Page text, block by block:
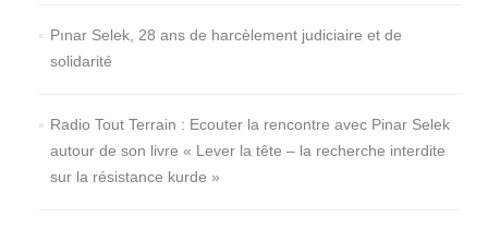
Pınar Selek, 28 ans de harcèlement judiciaire et de
solidarité
Radio Tout Terrain : Ecouter la rencontre avec Pinar Selek
autour de son livre « Lever la tête – la recherche interdite
sur la résistance kurde »